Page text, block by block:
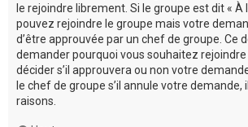
le rejoindre librement. Si le groupe est dit « À
pouvez rejoindre le groupe mais votre
d’être approuvée par un chef de groupe. Ce
demander pourquoi vous souhaitez
décider s’il approuvera ou non votre
le chef de groupe s’il annule votre demande,
raisons.